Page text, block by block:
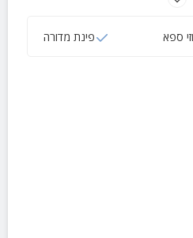
ספא פינת מדורה